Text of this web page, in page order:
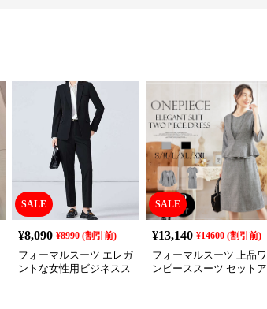
SALE
¥8,090 ¥8990(割引前)
フォーマルスーツ エレガ
ントな女性用ビジネスス
SALE
¥13,140 ¥14600(割引前)
フォーマルスーツ 上品ワ
ンピーススーツ セットア